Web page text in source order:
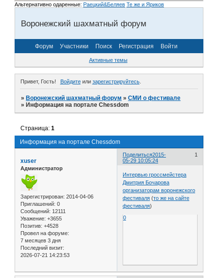
Альтернативно одаренные: Раецкий&Беляев Те же и Яриков
Воронежский шахматный форум
Форум Участники Поиск Регистрация Войти
Активные темы
Привет, Гость! Войдитеили зарегистрируйтесь.
»Воронежский шахматный форум »СМИ о фестивале
»Информация на портале Chessdom
Информация на портале Chessdom
Страница:1
Поделиться 1
2015-
05-29 10:05:24
xuser
Администратор
Зарегистрирован: 2014-04-06
Приглашений: 0
Сообщений: 12111
Уважение: +3655
Позитив: +4528
Провел на форуме:
7 месяцев 3 дня
Последний визит:
2026-07-21 14:23:53
Интервью гроссмейстера
Дмитрия Бочарова
организаторам воронежского
фестиваля (то же на сайте
фестиваля)
0